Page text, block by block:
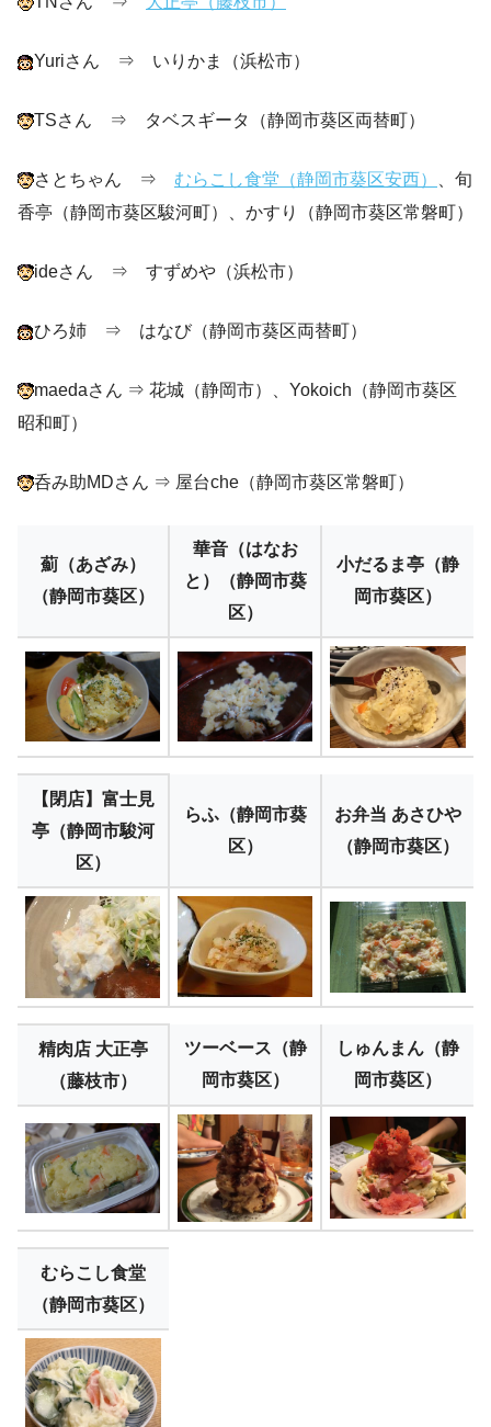
Yuriさん ⇒ いりかま（浜松市）
TSさん ⇒ タベスギータ（静岡市葵区両替町）
さとちゃん ⇒ むらこし食堂（静岡市葵区安西）
、旬
香亭（静岡市葵区駿河町）、かすり（静岡市葵区常磐町）
ideさん ⇒ すずめや（浜松市）
ひろ姉 ⇒ はなび（静岡市葵区両替町）
maedaさん ⇒ 花城（静岡市）、Yokoich（静岡市葵区
昭和町）
呑み助MDさん ⇒ 屋台che（静岡市葵区常磐町）
薊（あざみ）
（静岡市葵区）
華音（はなお
と）（静岡市葵
区）
小だるま亭（静
岡市葵区）
【閉店】富士見
亭（静岡市駿河
区）
らふ（静岡市葵
区）
お弁当 あさひや
（静岡市葵区）
精肉店 大正亭
（藤枝市）
ツーベース（静
岡市葵区）
しゅんまん（静
岡市葵区）
むらこし食堂
（静岡市葵区）